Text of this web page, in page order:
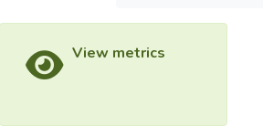
View metrics